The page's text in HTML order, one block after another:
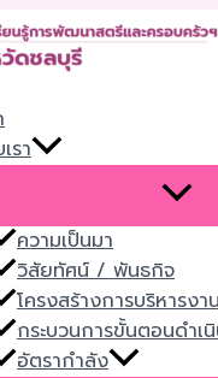
Skip
to
รา
ความเป็นมา
วิสัยทัศน์ / พันธกิจ
โครงสร้างการบริหารงา
กระบวนการขั้นตอนดำเ
อัตรากำลัง